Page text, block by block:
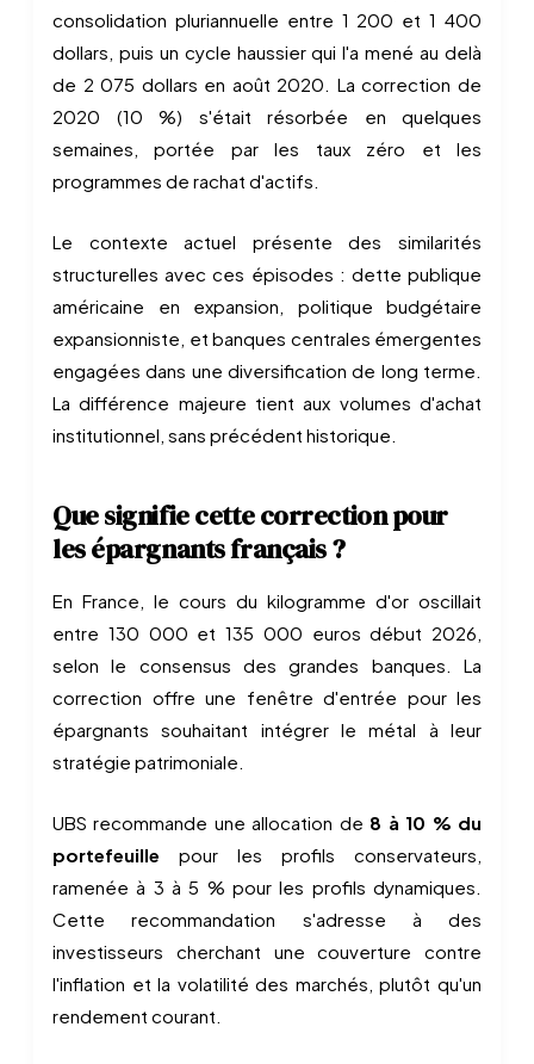
consolidation pluriannuelle entre 1 200 et 1 400
dollars, puis un cycle haussier qui l'a mené au delà
de 2 075 dollars en août 2020. La correction de
2020 (10 %) s'était résorbée en quelques
semaines, portée par les taux zéro et les
programmes de rachat d'actifs.
Le contexte actuel présente des similarités
structurelles avec ces épisodes : dette publique
américaine en expansion, politique budgétaire
expansionniste, et banques centrales émergentes
engagées dans une diversification de long terme.
La différence majeure tient aux volumes d'achat
institutionnel, sans précédent historique.
Que signifie cette correction pour
les épargnants français ?
En France, le cours du kilogramme d'or oscillait
entre 130 000 et 135 000 euros début 2026,
selon le consensus des grandes banques. La
correction offre une fenêtre d'entrée pour les
épargnants souhaitant intégrer le métal à leur
stratégie patrimoniale.
UBS recommande une allocation de 8 à 10 % du
portefeuille pour les profils conservateurs,
ramenée à 3 à 5 % pour les profils dynamiques.
Cette recommandation s'adresse à des
investisseurs cherchant une couverture contre
l'inflation et la volatilité des marchés, plutôt qu'un
rendement courant.